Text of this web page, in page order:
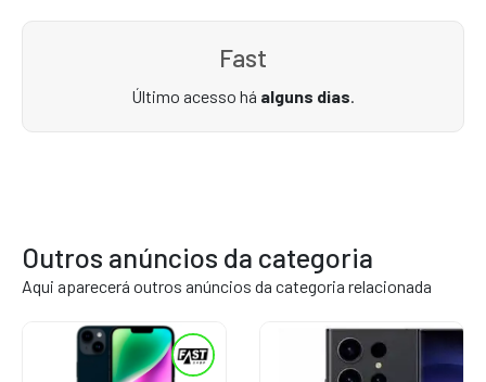
Fast
Último acesso há alguns dias.
Outros anúncios da categoria
Aqui aparecerá outros anúncios da categoria relacionada